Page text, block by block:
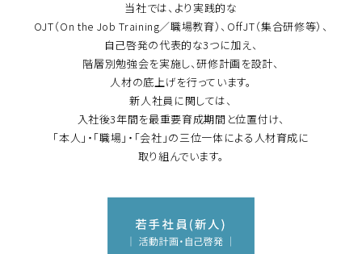
当社では、より実践的な
OJT（On the Job Training／職場教育）、OffJT（集合研修等）、
自己啓発の代表的な3つに加え、
階層別勉強会を実施し、研修計画を設計、
人材の底上げを行っています。
新人社員に関しては、
入社後3年間を最重要育成期間と位置付け、
「本人」・「職場」・「会社」の三位一体による人材育成に
取り組んでいます。